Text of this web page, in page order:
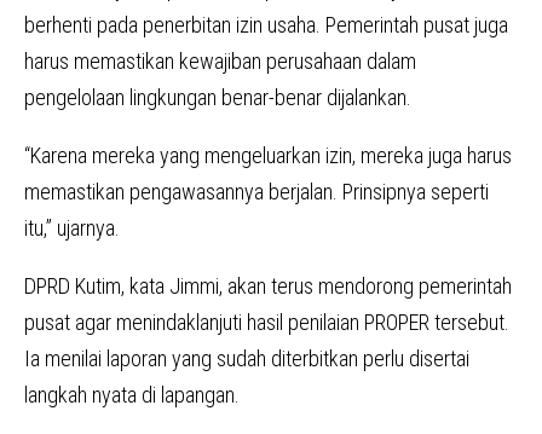
berhenti pada penerbitan izin usaha. Pemerintah pusat juga
harus memastikan kewajiban perusahaan dalam
pengelolaan lingkungan benar-benar dijalankan.
“Karena mereka yang mengeluarkan izin, mereka juga harus
memastikan pengawasannya berjalan. Prinsipnya seperti
itu,” ujarnya.
DPRD Kutim, kata Jimmi, akan terus mendorong pemerintah
pusat agar menindaklanjuti hasil penilaian PROPER tersebut.
Ia menilai laporan yang sudah diterbitkan perlu disertai
langkah nyata di lapangan.